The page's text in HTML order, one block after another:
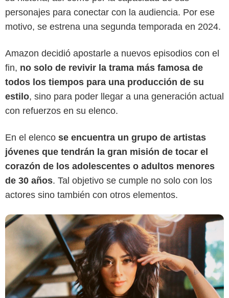
personajes para conectar con la audiencia. Por ese
motivo, se estrena una segunda temporada en 2024.
Amazon decidió apostarle a nuevos episodios con el
fin, no solo de revivir la trama más famosa de
todos los tiempos para una producción de su
estilo, sino para poder llegar a una generación actual
con refuerzos en su elenco.
En el elenco se encuentra un grupo de artistas
jóvenes que tendrán la gran misión de tocar el
corazón de los adolescentes o adultos menores
de 30 años. Tal objetivo se cumple no solo con los
actores sino también con otros elementos.
Instagram